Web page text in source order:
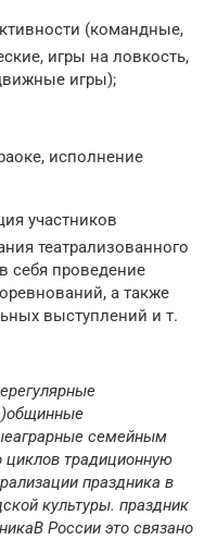
(командные,
игры на ловкость,
игры);
исполнение
участников
театрализованного
себя проведение
а также
выступлений и т.
общинные
аграрные семейным
циклов традиционную
праздника в
культуры. праздник
В России это связано